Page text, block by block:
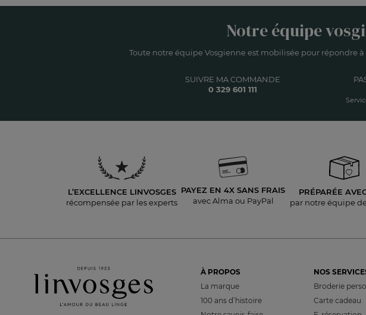
Notre équipe
Toute notre équipe Vosgienne est mobilisée pour répondre
SUIVRE MA COMMANDE
0 329 601 111
L’EXCELLENCE LINVOSGES
récompensée par les experts
PAYEZ EN 4X SANS FRAIS
avec Alma ou PayPal
PRÉPARÉE
par notre équipe
À PROPOS
La marque
100 ans d’histoire
NOS
Broderie
Carte cadeau